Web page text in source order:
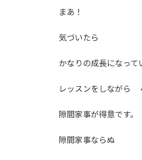
まあ！
気づいたら
かなりの成長になって
レッスンをしながら
隙間家事が得意です。
隙間家事ならぬ